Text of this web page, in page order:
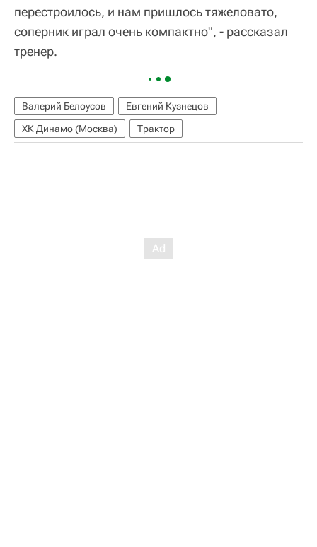
перестроилось, и нам пришлось тяжеловато,
соперник играл очень компактно", - рассказал
тренер.
Валерий Белоусов
Евгений Кузнецов
ХК Динамо (Москва)
Трактор